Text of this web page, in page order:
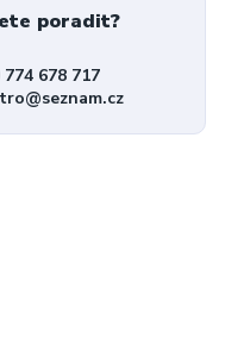
poradit?
774 678 717